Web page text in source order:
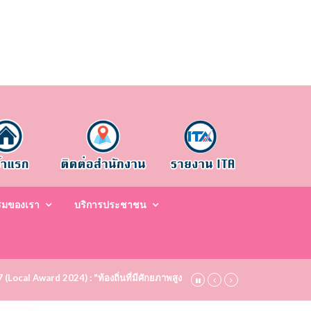
ของเรา บริการประชาชน
Award 2024) : "ท้องถิ่นที่มีศักยภาพสูง ระดับชมเชย (Bronze)" ประจำปี